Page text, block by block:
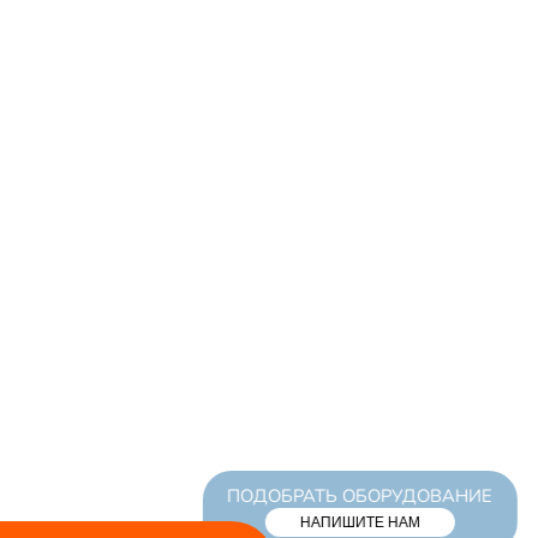
ПОДОБРАТЬ ОБОРУДОВАНИЕ
НАПИШИТЕ НАМ